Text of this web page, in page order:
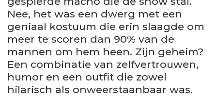
Nee, het was een dwerg met een
geniaal kostuum die erin slaagde om
meer te scoren dan 90% van de
mannen om hem heen. Zijn geheim?
Een combinatie van zelfvertrouwen,
humor en een outfit die zowel
hilarisch als onweerstaanbaar was.